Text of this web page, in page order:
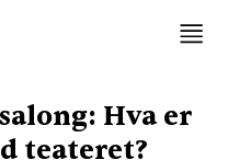
Hva er
teateret?